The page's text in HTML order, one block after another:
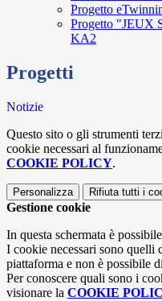
Progetto
Progetto "JEUX
KA2
Progetti
Notizie
Questo sito o gli strumenti
cookie necessari al
COOKIE POLICY.
Personalizza Rifiuta tutti i
Gestione cookie
In questa schermata è
I cookie necessari sono quelli
piattaforma e non è possibile
Per conoscere quali sono i
visionare la COOKIE